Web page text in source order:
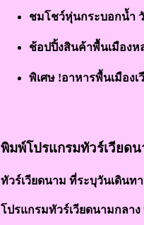
ชมโชว์หุ่นกระบอกน้ำ
ช้อปปิ้งสินค้าพื้นเมืองห
พิเศษ !อาหารพื้นเมือง
พิมพ์โปรแกรมทัวร์เวียดน
ทัวร์เวียดนาม ที่ระบุวันเดินท
โปรแกรมทัวร์เวียดนามกลา